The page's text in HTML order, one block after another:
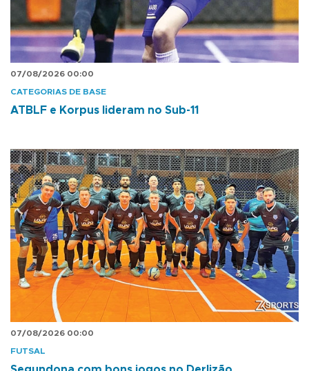
07/08/2026 00:00
CATEGORIAS DE BASE
ATBLF e Korpus lideram no Sub-11
07/08/2026 00:00
FUTSAL